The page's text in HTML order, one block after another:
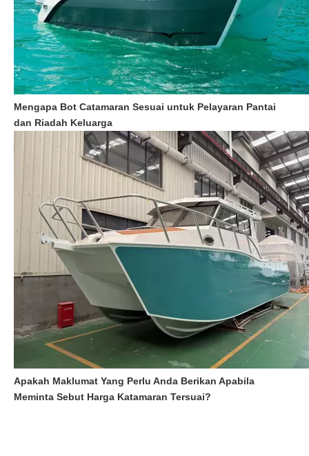
Mengapa Bot Catamaran Sesuai untuk Pelayaran Pantai
dan Riadah Keluarga
Apakah Maklumat Yang Perlu Anda Berikan Apabila
Meminta Sebut Harga Katamaran Tersuai?